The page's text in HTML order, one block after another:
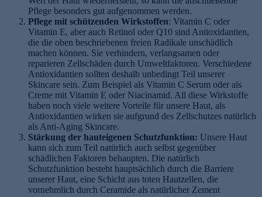
Pflege besonders gut aufgenommen werden.
Pflege mit schützenden Wirkstoffen: Vitamin C oder
Vitamin E, aber auch Retinol oder Q10 sind Antioxidantien,
die die oben beschriebenen freien Radikale unschädlich
machen können. Sie verhindern, verlangsamen oder
reparieren Zellschäden durch Umweltfaktoren. Verschiedene
Antioxidantien sollten deshalb unbedingt Teil unserer
Skincare sein. Zum Beispiel als Vitamin C Serum oder als
Creme mit Vitamin E oder Niacinamid. All diese Wirkstoffe
haben noch viele weitere Vorteile für unsere Haut, als
Antioxidantien wirken sie aufgrund des Zellschutzes natürlich
als Anti-Aging Skincare.
Stärkung der hauteigenen Schutzfunktion: Unsere Haut
kann sich zum Teil natürlich auch selbst gegenüber
schädlichen Faktoren behaupten. Die natürlich
Schutzfunktion besteht hauptsächlich durch die Barriere
unserer Haut, eine Schicht aus toten Hautzellen, die
vornehmlich durch Ceramide als natürlicher Zement